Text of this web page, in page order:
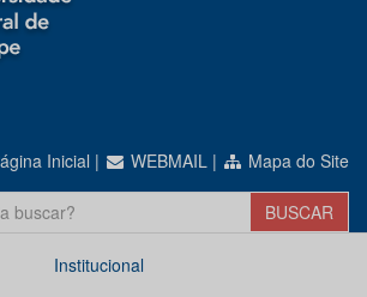
Inicial | WEBMAIL | Mapa do Site
Institucional